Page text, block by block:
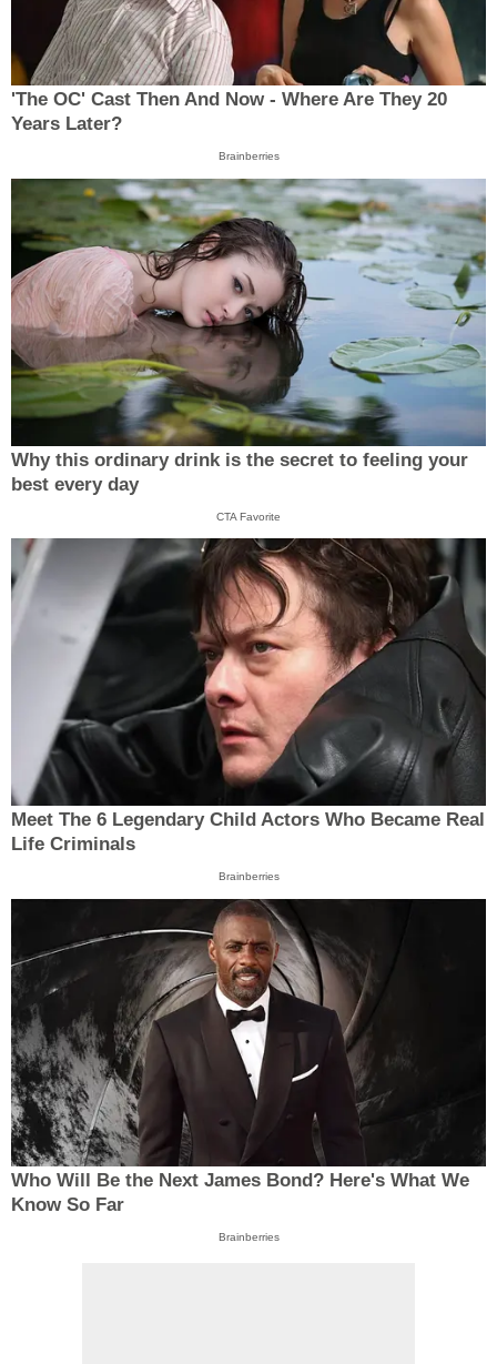
'The OC' Cast Then And Now - Where Are They 20
Years Later?
Brainberries
Why this ordinary drink is the secret to feeling your
best every day
CTA Favorite
Meet The 6 Legendary Child Actors Who Became Real
Life Criminals
Brainberries
Who Will Be the Next James Bond? Here's What We
Know So Far
Brainberries